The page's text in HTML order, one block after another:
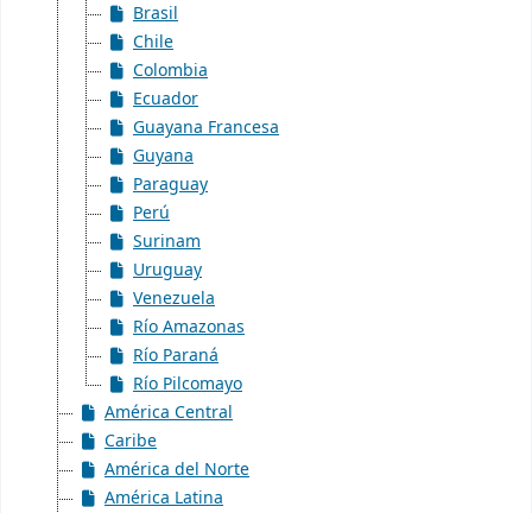
Brasil
Chile
Colombia
Ecuador
Guayana Francesa
Guyana
Paraguay
Perú
Surinam
Uruguay
Venezuela
Río Amazonas
Río Paraná
Río Pilcomayo
América Central
Caribe
América del Norte
América Latina